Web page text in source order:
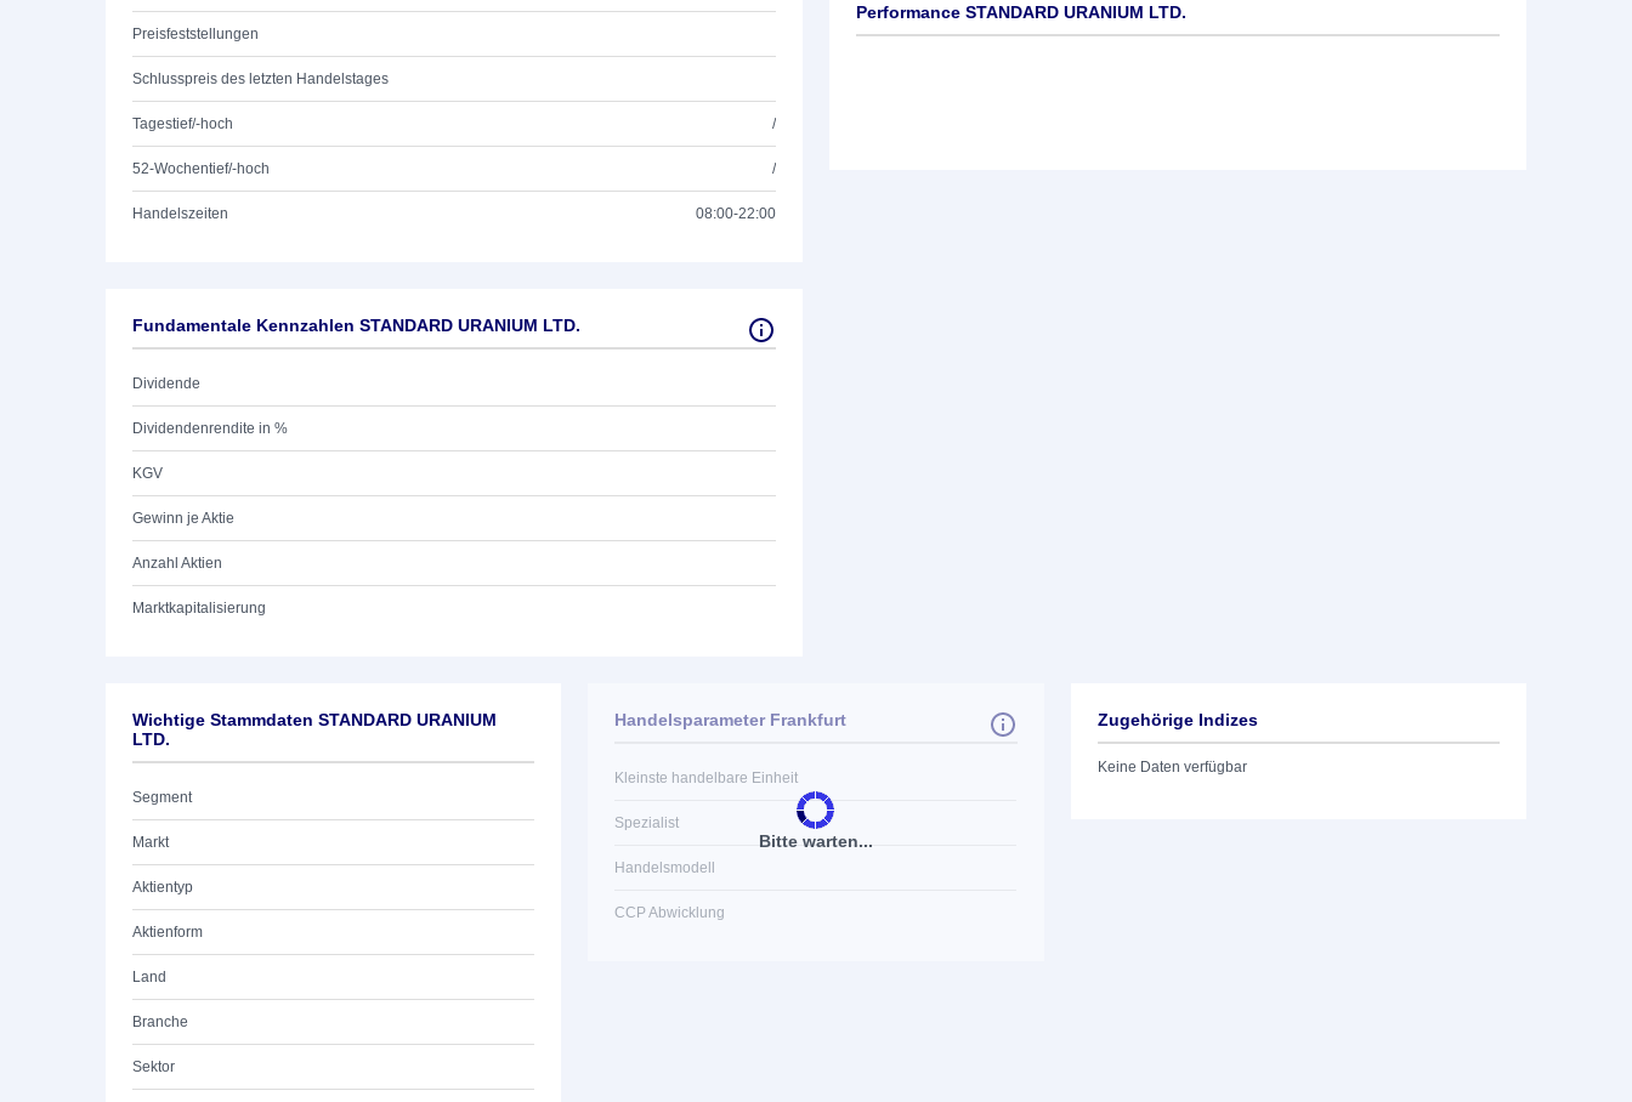
Preisfeststellungen
Schlusspreis des letzten Handelstages
Tagestief/-hoch /
52-Wochentief/-hoch /
Handelszeiten 08:00-22:00
Fundamentale Kennzahlen STANDARD URANIUM LTD.
Dividende
Dividendenrendite in %
KGV
Gewinn je Aktie
Anzahl Aktien
Marktkapitalisierung
Performance STANDARD URANIUM LTD.
Wichtige Stammdaten STANDARD URANIUM
LTD.
Segment
Markt
Aktientyp
Aktienform
Land
Branche
Sektor
Bitte warten...
Handelsparameter Frankfurt
Kleinste handelbare Einheit
Spezialist
Handelsmodell
CCP Abwicklung
Zugehörige Indizes
Keine Daten verfügbar